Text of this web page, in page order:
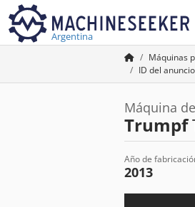
Argentina
Máquinas
ID del
Máquina
Trumpf
Año de
2013